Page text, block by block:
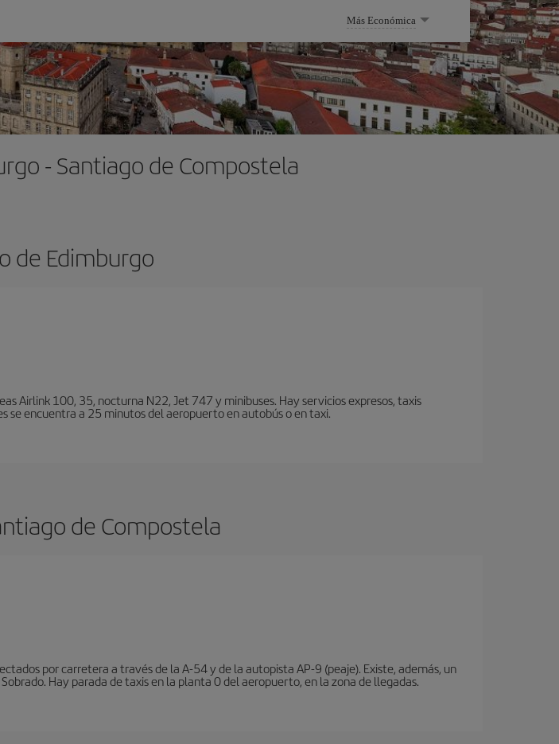
Más Económica
- Santiago de Compostela
de Edimburgo
Airlink 100, 35, nocturna N22, Jet 747 y minibuses. Hay servicios expresos, taxis
se encuentra a 25 minutos del aeropuerto en autobús o en taxi.
de Compostela
por carretera a través de la A-54 y de la autopista AP-9 (peaje). Existe, además, un
Hay parada de taxis en la planta 0 del aeropuerto, en la zona de llegadas.